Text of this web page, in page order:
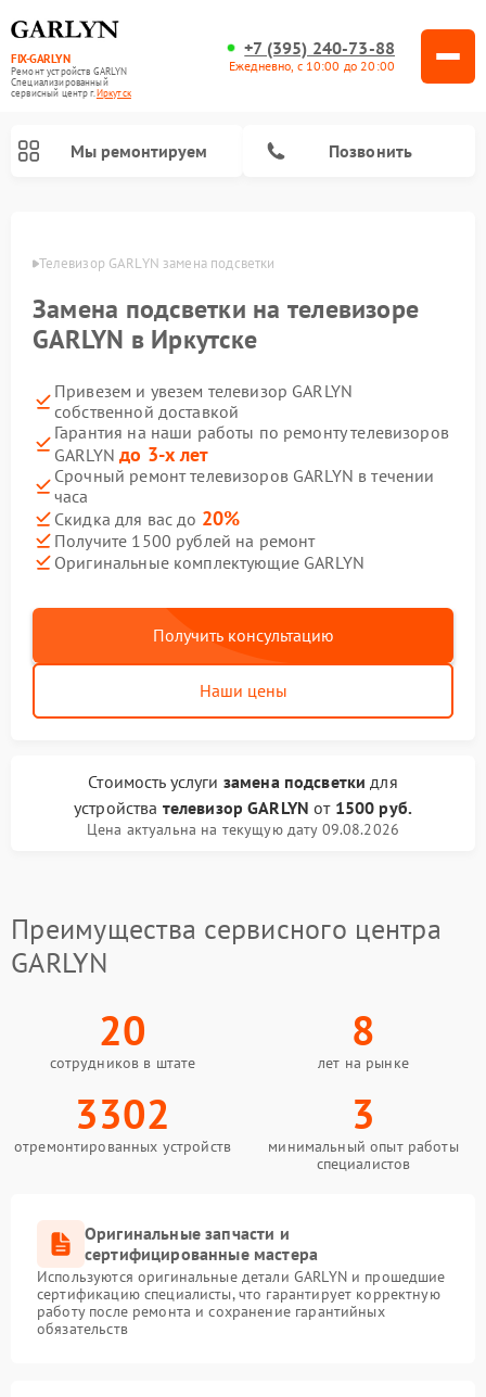
FIX-GARLYN
Ремонт устройств GARLYN
Специализированный
cервисный центр г.Иркутск
+7 (395) 240-73-88
Ежедневно, с 10:00 до 20:00
Мы ремонтируем Позвонить
Телевизор GARLYN замена подсветки
Замена подсветки на телевизоре
GARLYN в Иркутске
Привезем и увезем телевизор GARLYN
собственной доставкой
Гарантия на наши работы по ремонту телевизоров
GARLYNдо 3-х лет
Срочный ремонт телевизоров GARLYN в течении
часа
Скидка для вас до 20%
Получите 1500 рублей на ремонт
Оригинальные комплектующие GARLYN
Получить консультацию
Наши цены
Стоимость услуги замена подсветки для
устройства телевизор GARLYN от 1500 руб.
Цена актуальна на текущую дату 09.08.2026
Преимущества сервисного центра
GARLYN
20
сотрудников в штате
8
лет на рынке
3302
отремонтированных устройств
3
минимальный опыт работы
специалистов
Оригинальные запчасти и
сертифицированные мастера
Используются оригинальные детали GARLYN и прошедшие
сертификацию специалисты, что гарантирует корректную
работу после ремонта и сохранение гарантийных
обязательств